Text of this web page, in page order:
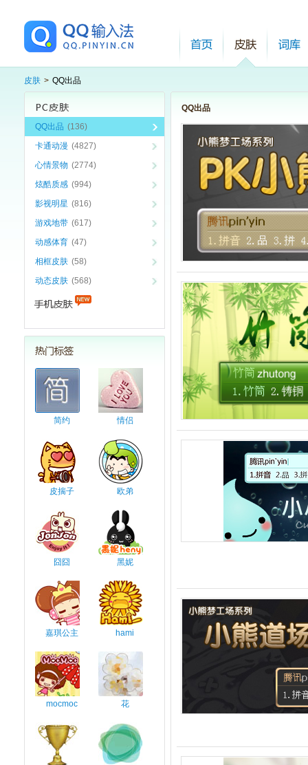
皮肤 > QQ出品
QQ出品 (136)
卡通动漫 (4827)
心情景物 (2774)
炫酷质感 (994)
影视明星 (816)
游戏地带 (617)
动感体育 (47)
相框皮肤 (58)
动态皮肤 (568)
简约 情侣
皮揣子 欧弟
囧囧 黑妮
嘉琪公主 hami
mocmoc 花
QQ出品